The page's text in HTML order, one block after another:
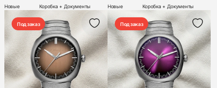
Новые Коробка + Документы Новые Коробка + Документы
Под заказ Под заказ